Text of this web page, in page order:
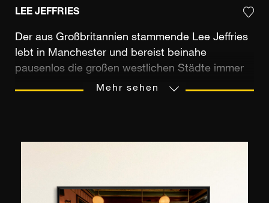
LEE JEFFRIES
Der aus Großbritannien stammende Lee Jeffries
lebt in Manchester und bereist beinahe
pausenlos die großen westlichen Städte immer
auf der Suche nach den dortigen Bewohnern der
diesem Anblick vollkommen und Lee Jeffries
Mehr sehen